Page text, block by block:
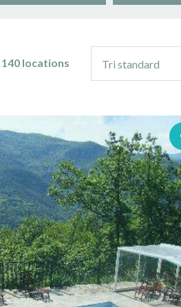
140 locations
tri
Tri standard